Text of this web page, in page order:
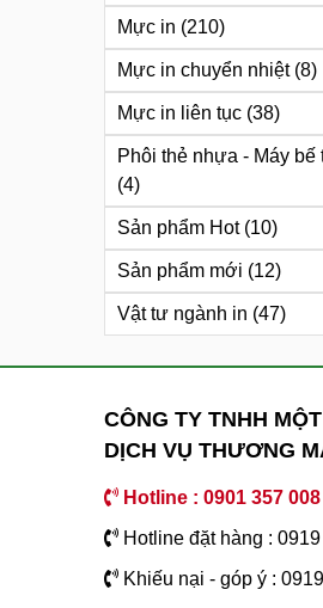
Mực in (210)
Mực in chuyển nhiệt (8)
Mực in liên tục (38)
Phôi thẻ nhựa - Máy bế
(4)
Sản phẩm Hot (10)
Sản phẩm mới (12)
Vật tư ngành in (47)
CÔNG TY TNHH
DỊCH VỤ THƯƠNG
Hotline : 0901 357 008
Hotline đặt hàng :
Khiếu nại - góp ý :